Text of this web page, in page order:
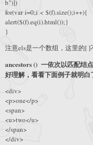
b")])
for(var i=0;i < $(f).size();i++){
alert($(f).eq(i).html());}
}
注意els是一个数组，这里的[ ]
ancestors () 一依次以匹配结
好理解，看看下面例子就明白
<div>
<p>one</p>
<span>
<u>two</u>
</span>
</div>